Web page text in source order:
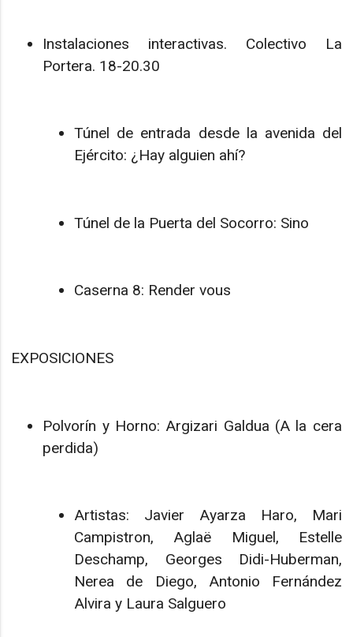
Instalaciones interactivas. Colectivo La
Portera. 18-20.30
Túnel de entrada desde la avenida del
Ejército: ¿Hay alguien ahí?
Túnel de la Puerta del Socorro: Sino
Caserna 8: Render vous
EXPOSICIONES
Polvorín y Horno: Argizari Galdua (A la cera
perdida)
Artistas: Javier Ayarza Haro, Mari
Campistron, Aglaë Miguel, Estelle
Deschamp, Georges Didi-Huberman,
Nerea de Diego, Antonio Fernández
Alvira y Laura Salguero